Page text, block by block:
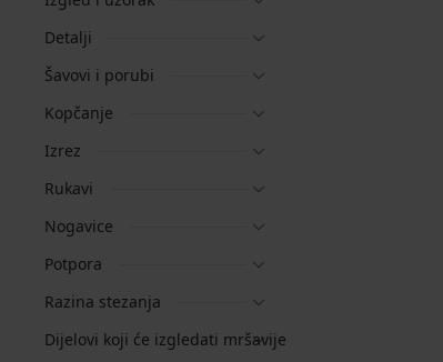
Detalji
Šavovi i porubi
Kopčanje
Izrez
Rukavi
Nogavice
Potpora
Razina stezanja
Dijelovi koji će izgledati mršavije